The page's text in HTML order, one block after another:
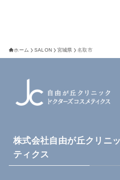
ホーム SALON 宮城県 名取市
株式会社自由が丘クリニ
ティクス